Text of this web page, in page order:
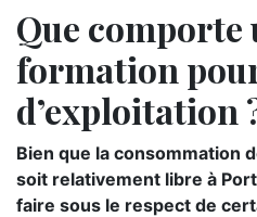
Que comporte
formation
d’exploitation
Bien que la consommation
soit relativement libre à
faire sous le respect de